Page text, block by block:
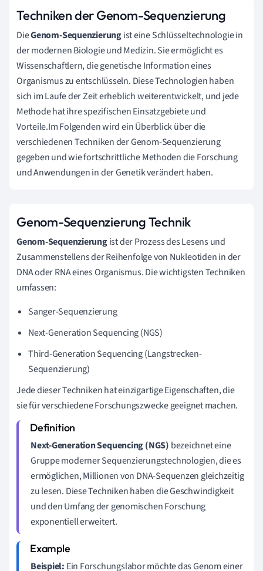
Techniken der Genom-Sequenzierung
DieGenom-Sequenzierungist eine Schlüsseltechnologie in
der modernen Biologie und Medizin. Sie ermöglicht es
Wissenschaftlern, die genetische Information eines
Organismus zu entschlüsseln. Diese Technologien haben
sich im Laufe der Zeit erheblich weiterentwickelt, und jede
Methode hat ihre spezifischen Einsatzgebiete und
Vorteile.Im Folgenden wird ein Überblick über die
verschiedenen Techniken der Genom-Sequenzierung
gegeben und wie fortschrittliche Methoden die Forschung
und Anwendungen in der Genetik verändert haben.
Genom-Sequenzierung Technik
Genom-Sequenzierungist der Prozess des Lesens und
Zusammenstellens der Reihenfolge von Nukleotiden in der
DNA oder RNA eines Organismus. Die wichtigsten Techniken
umfassen:
Sanger-Sequenzierung
Next-Generation Sequencing (NGS)
Third-Generation Sequencing (Langstrecken-
Sequenzierung)
Jede dieser Techniken hat einzigartige Eigenschaften, die
sie für verschiedene Forschungszwecke geeignet machen.
Next-Generation Sequencing (NGS) bezeichnet eine
Gruppe moderner Sequenzierungstechnologien, die es
ermöglichen, Millionen von DNA-Sequenzen gleichzeitig
zu lesen. Diese Techniken haben die Geschwindigkeit
und den Umfang der genomischen Forschung
exponentiell erweitert.
Beispiel: Ein Forschungslabor möchte das Genom einer